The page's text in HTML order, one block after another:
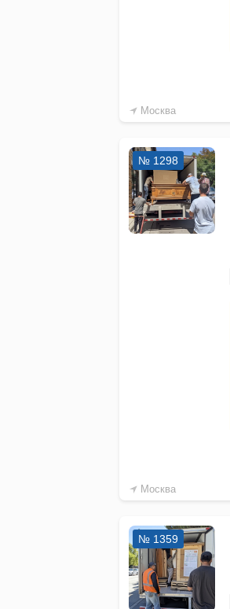
Москва
Москва
№ 1298
№ 1359